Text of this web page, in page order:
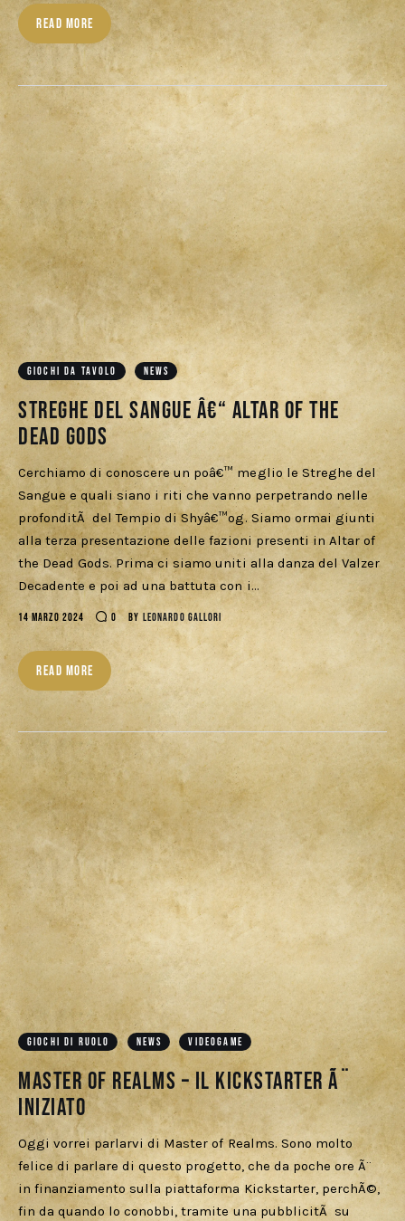
READ MORE
GIOCHI DA TAVOLO NEWS
Streghe del Sangue â€“ Altar of the
Dead Gods
Cerchiamo di conoscere un poâ€™ meglio le Streghe del
Sangue e quali siano i riti che vanno perpetrando nelle
profonditÃ del Tempio di Shyâ€™og. Siamo ormai giunti
alla terza presentazione delle fazioni presenti in Altar of
the Dead Gods. Prima ci siamo uniti alla danza del Valzer
Decadente e poi ad una battuta con i…
14 MARZO 2024 0 BY LEONARDO GALLORI
READ MORE
GIOCHI DI RUOLO NEWS VIDEOGAME
Master of Realms – Il Kickstarter Ã¨
iniziato
Oggi vorrei parlarvi di Master of Realms. Sono molto
felice di parlare di questo progetto, che da poche ore Ã¨
in finanziamento sulla piattaforma Kickstarter, perchÃ©,
fin da quando lo conobbi, tramite una pubblicitÃ su